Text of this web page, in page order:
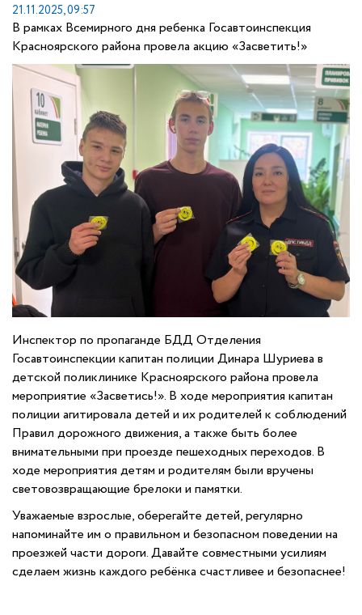
21.11.2025, 09:57
В рамках Всемирного дня ребенка Госавтоинспекция
Красноярского района провела акцию «Засветить!»
Инспектор по пропаганде БДД Отделения
Госавтоинспекции капитан полиции Динара Шуриева в
детской поликлинике Красноярского района провела
мероприятие «Засветись!». В ходе мероприятия капитан
полиции агитировала детей и их родителей к соблюдений
Правил дорожного движения, а также быть более
внимательными при проезде пешеходных переходов. В
ходе мероприятия детям и родителям были вручены
световозвращающие брелоки и памятки.
Уважаемые взрослые, оберегайте детей, регулярно
напоминайте им о правильном и безопасном поведении на
проезжей части дороги. Давайте совместными усилиям
сделаем жизнь каждого ребёнка счастливее и безопаснее!